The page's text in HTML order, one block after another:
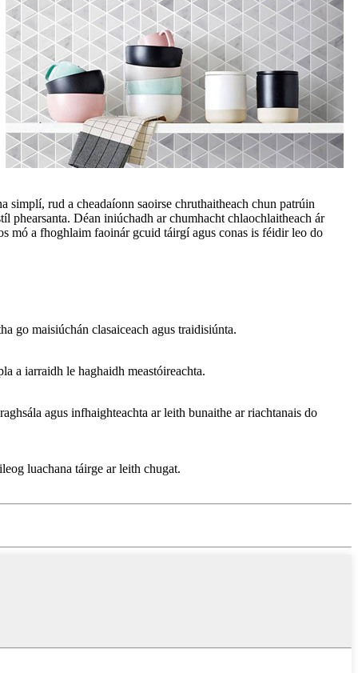
simplí, rud a cheadaíonn saoirse chruthaitheach chun patrúin
phearsanta. Déan iniúchadh ar chumhacht chlaochlaitheach ár
mó a fhoghlaim faoinár gcuid táirgí agus conas is féidir leo do
go maisiúchán clasaiceach agus traidisiúnta.
a iarraidh le haghaidh meastóireachta.
agus infhaighteachta ar leith bunaithe ar riachtanais do
luachana táirge ar leith chugat.